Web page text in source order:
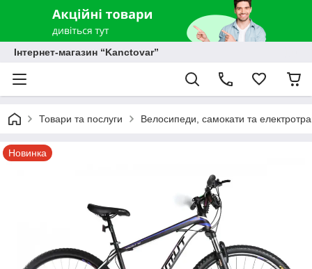
Інтернет-магазин “Kanctovar”
Товари та послуги Велосипеди, самокати та
Новинка